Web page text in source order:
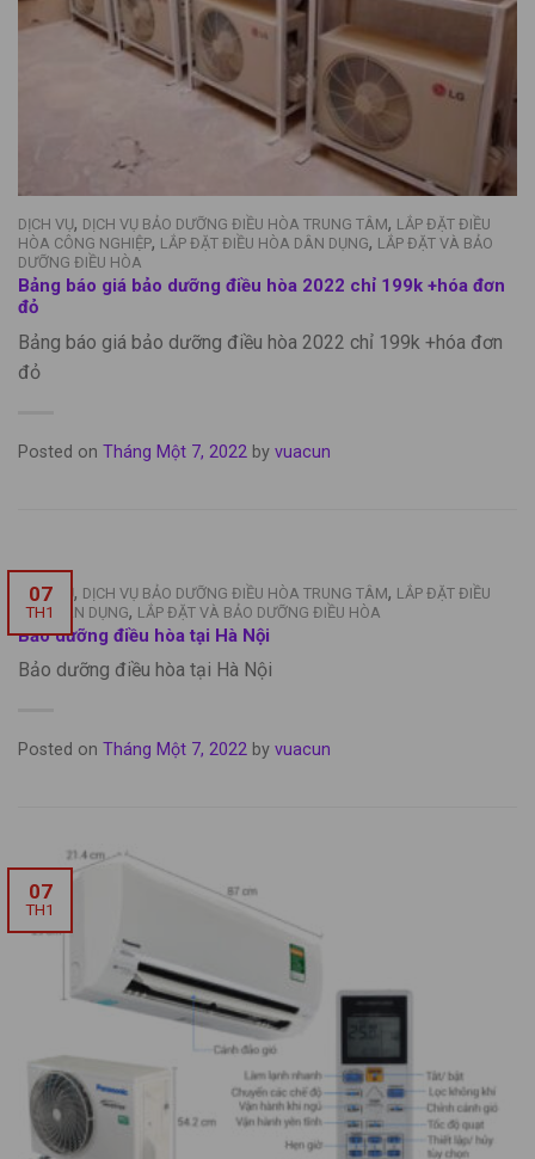
DỊCH VỤ, DỊCH VỤ BẢO DƯỠNG ĐIỀU HÒA TRUNG TÂM, LẮP ĐẶT ĐIỀU
HÒA CÔNG NGHIỆP, LẮP ĐẶT ĐIỀU HÒA DÂN DỤNG, LẮP ĐẶT VÀ BẢO
DƯỠNG ĐIỀU HÒA
Bảng báo giá bảo dưỡng điều hòa 2022 chỉ 199k +hóa đơn
đỏ
Bảng báo giá bảo dưỡng điều hòa 2022 chỉ 199k +hóa đơn
đỏ
Posted on Tháng Một 7, 2022 by vuacun
07
TH1
DỊCH VỤ, DỊCH VỤ BẢO DƯỠNG ĐIỀU HÒA TRUNG TÂM, LẮP ĐẶT ĐIỀU
HÒA DÂN DỤNG, LẮP ĐẶT VÀ BẢO DƯỠNG ĐIỀU HÒA
Bảo dưỡng điều hòa tại Hà Nội
Bảo dưỡng điều hòa tại Hà Nội
Posted on Tháng Một 7, 2022 by vuacun
07
TH1